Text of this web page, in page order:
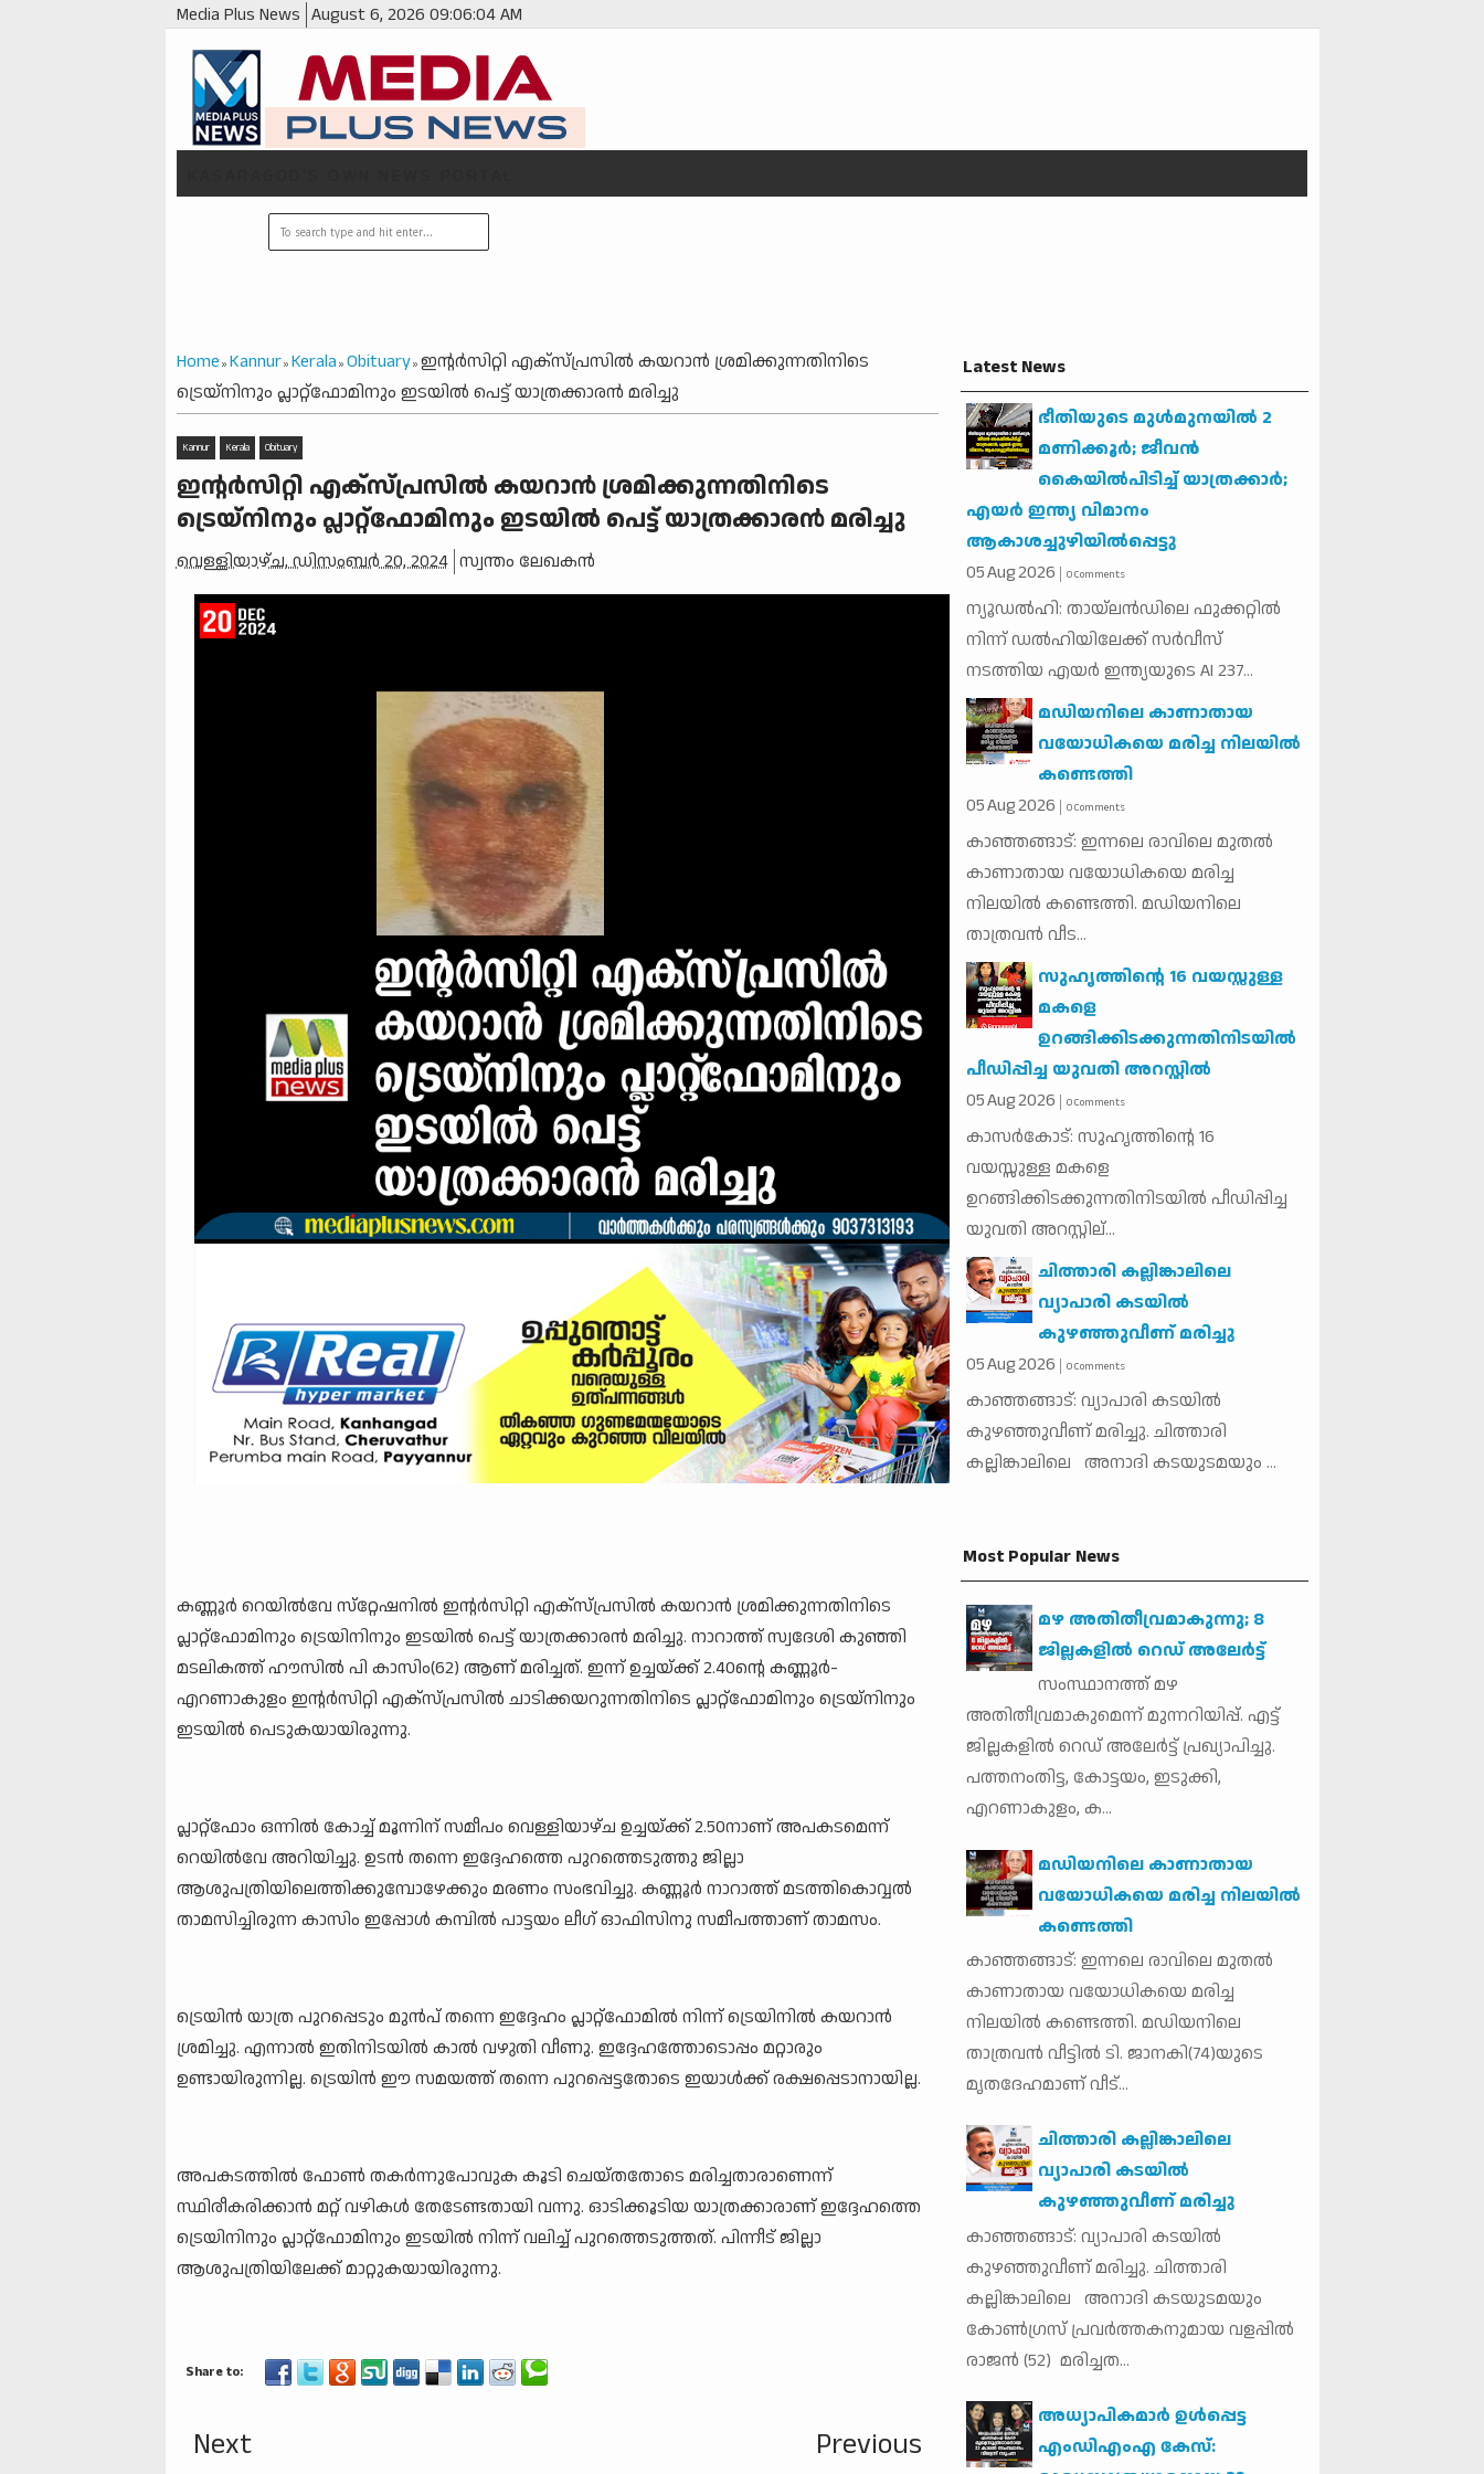
Media Plus News August 6, 2026 09:06:05 AM
Home » Kannur» Kerala » Obituary» ഇന്റര്‍സിറ്റി എക്‌സ്പ്രസില്‍ കയറാന്‍ ശ്രമിക്കുന്നതിനിടെ
ട്രെയ്‌നിനും പ്ലാറ്റ്‌ഫോമിനും ഇടയില്‍ പെട്ട് യാത്രക്കാരന്‍ മരിച്ചു
Kannur Kerala Obituary
ഇന്റര്‍സിറ്റി എക്‌സ്പ്രസില്‍ കയറാന്‍ ശ്രമിക്കുന്നതിനിടെ
ട്രെയ്‌നിനും പ്ലാറ്റ്‌ഫോമിനും ഇടയില്‍ പെട്ട് യാത്രക്കാരന്‍ മരിച്ചു
വെള്ളിയാഴ്‌ച, ഡിസംബർ 20, 2024 സ്വന്തം ലേഖകന്‍
കണ്ണൂർ റെയില്‍വേ സ്‌റ്റേഷനില്‍ ഇന്റര്‍സിറ്റി എക്‌സ്പ്രസില്‍ കയറാന്‍ ശ്രമിക്കുന്നതിനിടെ
പ്ലാറ്റ്‌ഫോമിനും ട്രെയിനിനും ഇടയില്‍ പെട്ട് യാത്രക്കാരന്‍ മരിച്ചു. നാറാത്ത് സ്വദേശി കുഞ്ഞി
മടലികത്ത് ഹൗസില്‍ പി കാസിം(62) ആണ് മരിച്ചത്. ഇന്ന് ഉച്ചയ്ക്ക് 2.40ന്റെ കണ്ണൂര്‍-
എറണാകുളം ഇന്റര്‍സിറ്റി എക്‌സ്പ്രസില്‍ ചാടിക്കയറുന്നതിനിടെ പ്ലാറ്റ്‌ഫോമിനും ട്രെയ്‌നിനും
ഇടയില്‍ പെടുകയായിരുന്നു.
പ്ലാറ്റ്‌ഫോം ഒന്നില്‍ കോച്ച് മൂന്നിന് സമീപം വെള്ളിയാഴ്ച ഉച്ചയ്ക്ക് 2.50നാണ് അപകടമെന്ന്
റെയില്‍വേ അറിയിച്ചു. ഉടന്‍ തന്നെ ഇദ്ദേഹത്തെ പുറത്തെടുത്തു ജില്ലാ
ആശുപത്രിയിലെത്തിക്കുമ്പോഴേക്കും മരണം സംഭവിച്ചു. കണ്ണൂര്‍ നാറാത്ത് മടത്തികൊവ്വല്‍
താമസിച്ചിരുന്ന കാസിം ഇപ്പോള്‍ കമ്പില്‍ പാട്ടയം ലീഗ് ഓഫിസിനു സമീപത്താണ് താമസം.
ട്രെയിൻ യാത്ര പുറപ്പെടും മുൻപ് തന്നെ ഇദ്ദേഹം പ്ലാറ്റ്‌ഫോമിൽ നിന്ന് ട്രെയിനിൽ കയറാൻ
ശ്രമിച്ചു. എന്നാൽ ഇതിനിടയിൽ കാൽ വഴുതി വീണു. ഇദ്ദേഹത്തോടൊപ്പം മറ്റാരും
ഉണ്ടായിരുന്നില്ല. ട്രെയിൻ ഈ സമയത്ത് തന്നെ പുറപ്പെട്ടതോടെ ഇയാൾക്ക് രക്ഷപ്പെടാനായില്ല.
അപകടത്തിൽ ഫോൺ തകർന്നുപോവുക കൂടി ചെയ്തതോടെ മരിച്ചതാരാണെന്ന്
സ്ഥിരീകരിക്കാൻ മറ്റ് വഴികൾ തേടേണ്ടതായി വന്നു. ഓടിക്കൂടിയ യാത്രക്കാരാണ് ഇദ്ദേഹത്തെ
ട്രെയിനിനും പ്ലാറ്റ്‌ഫോമിനും ഇടയിൽ നിന്ന് വലിച്ച് പുറത്തെടുത്തത്. പിന്നീട് ജില്ലാ
ആശുപത്രിയിലേക്ക് മാറ്റുകയായിരുന്നു.
Next Previous
Latest News
ഭീതിയുടെ മുള്‍മുനയില്‍ 2
മണിക്കൂര്‍; ജീവന്‍
കൈയില്‍പിടിച്ച് യാത്രക്കാര്‍;
എയര്‍ ഇന്ത്യ വിമാനം
ആകാശച്ചുഴിയില്‍പ്പെട്ടു
05Aug2026 0 Comments
ന്യൂഡല്‍ഹി: തായ്ലന്‍ഡിലെ ഫുക്കറ്റില്‍
നിന്ന് ഡല്‍ഹിയിലേക്ക് സര്‍വീസ്
നടത്തിയ എയര്‍ ഇന്ത്യയുടെ AI 237...
മഡിയനിലെ കാണാതായ
വയോധികയെ മരിച്ച നിലയില്‍
കണ്ടെത്തി
05Aug2026 0 Comments
കാഞ്ഞങ്ങാട്: ഇന്നലെ രാവിലെ മുതല്‍
കാണാതായ വയോധികയെ മരിച്ച
നിലയില്‍ കണ്ടെത്തി. മഡിയനിലെ
താത്രവന്‍ വീട...
സുഹൃത്തിന്റെ 16 വയസ്സുള്ള
മകളെ
ഉറങ്ങിക്കിടക്കുന്നതിനിടയില്‍
പീഡിപ്പിച്ച യുവതി അറസ്റ്റില്‍
05Aug2026 0 Comments
കാസര്‍കോട്: സുഹൃത്തിന്റെ 16
വയസ്സുള്ള മകളെ
ഉറങ്ങിക്കിടക്കുന്നതിനിടയില്‍ പീഡിപ്പിച്ച
യുവതി അറസ്റ്റില്...
ചിത്താരി കല്ലിങ്കാലിലെ
വ്യാപാരി കടയിൽ
കുഴഞ്ഞുവീണ് മരിച്ചു
05Aug2026 0 Comments
കാഞ്ഞങ്ങാട്: വ്യാപാരി കടയിൽ
കുഴഞ്ഞുവീണ് മരിച്ചു. ചിത്താരി
കല്ലിങ്കാലിലെ അനാദി കടയുടമയും ...
Most Popular News
മഴ അതിതീവ്രമാകുന്നു; 8
ജില്ലകളില്‍ റെഡ് അലേർട്ട്
സംസ്ഥാനത്ത് മഴ
അതിതീവ്രമാകുമെന്ന് മുന്നറിയിപ്പ്. എട്ട്
ജില്ലകളില്‍ റെഡ് അലേര്‍ട്ട് പ്രഖ്യാപിച്ചു.
പത്തനംതിട്ട, കോട്ടയം, ഇടുക്കി,
എറണാകുളം, ക...
മഡിയനിലെ കാണാതായ
വയോധികയെ മരിച്ച നിലയില്‍
കണ്ടെത്തി
കാഞ്ഞങ്ങാട്: ഇന്നലെ രാവിലെ മുതല്‍
കാണാതായ വയോധികയെ മരിച്ച
നിലയില്‍ കണ്ടെത്തി. മഡിയനിലെ
താത്രവന്‍ വീട്ടില്‍ ടി. ജാനകി(74)യുടെ
മൃതദേഹമാണ് വീട്...
ചിത്താരി കല്ലിങ്കാലിലെ
വ്യാപാരി കടയിൽ
കുഴഞ്ഞുവീണ് മരിച്ചു
കാഞ്ഞങ്ങാട്: വ്യാപാരി കടയിൽ
കുഴഞ്ഞുവീണ് മരിച്ചു. ചിത്താരി
കല്ലിങ്കാലിലെ അനാദി കടയുടമയും
കോൺഗ്രസ് പ്രവർത്തകനുമായ വളപ്പിൽ
രാജൻ (52) മരിച്ചത...
അധ്യാപികമാര്‍ ഉള്‍പ്പെട്ട
എംഡിഎംഎ കേസ്: